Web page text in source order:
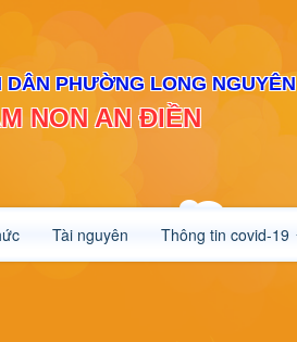
DÂN PHƯỜNG LONG NGUYÊN
NON AN ĐIỀN
Tài nguyên Thông tin covid-19